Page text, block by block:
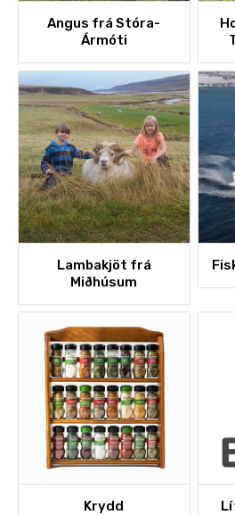
Angus frá Stóra-
Ármóti
Lambakjöt frá
Miðhúsum
Krydd